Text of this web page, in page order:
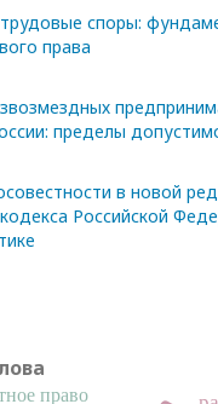
споры:
права
пределы
в новой
Российской
право